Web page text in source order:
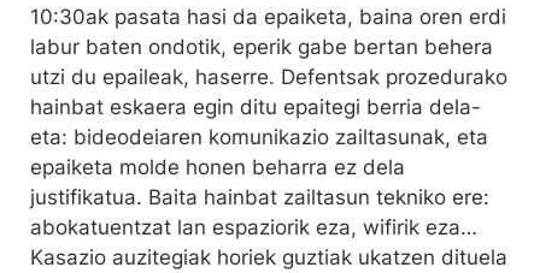
10:30ak pasata hasi da epaiketa, baina oren erdi
labur baten ondotik, eperik gabe bertan behera
utzi du epaileak, haserre. Defentsak prozedurako
hainbat eskaera egin ditu epaitegi berria dela-
eta: bideodeiaren komunikazio zailtasunak, eta
epaiketa molde honen beharra ez dela
justifikatua. Baita hainbat zailtasun tekniko ere:
abokatuentzat lan espaziorik eza, wifirik eza…
Kasazio auzitegiak horiek guztiak ukatzen dituela